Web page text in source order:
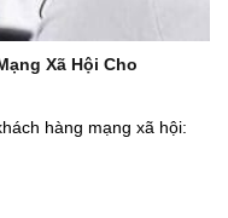
Xã Hội Cho
hàng mạng xã hội: